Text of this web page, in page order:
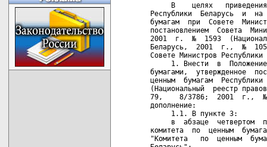
В    целях
Республики  Беларусь  и  на
бумагам  при  Совете
постановлением  Совета
2001  г.  №  1593
Беларусь,  2001  г.,  №
Совете Министров
1. Внести  в
бумагами,  утвержденное
ценным  бумагам
(Национальный  реестр
79,    8/3786;  2001  г.,  №
дополнение:
     1.1. В пункте 3:
в  абзаце  четвертом
комитета  по  ценным
"Комитета   по  ценным